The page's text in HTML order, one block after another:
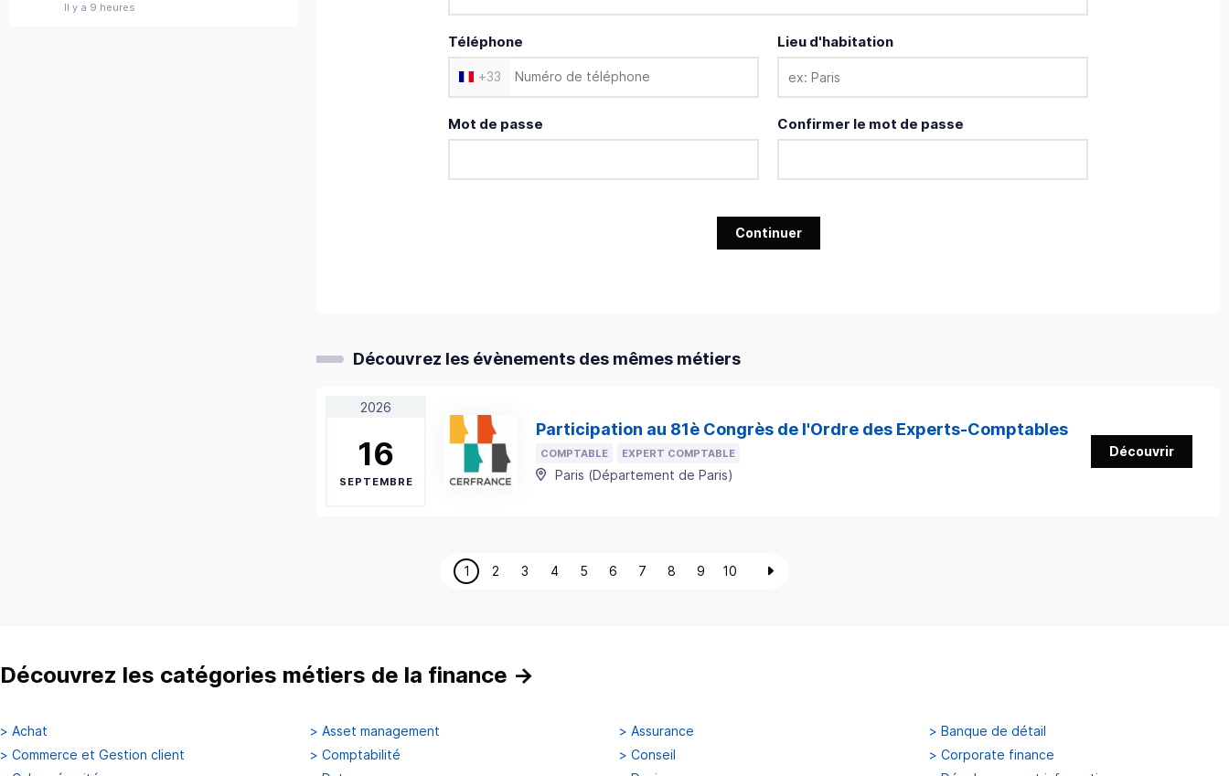
Il y a 9 heures
Téléphone
+33
Lieu d'habitation
Mot de passe Confirmer le mot de passe
Continuer
Découvrez les évènements des mêmes métiers
2026
16
SEPTEMBRE
Participation au 81è Congrès de l'Ordre des Experts-Comptables
COMPTABLE EXPERT COMPTABLE
Paris (Département de Paris)
Découvrir
1 2 3 4 5 6 7 8 9 10
Découvrez les catégories métiers de la finance →
> Achat > Asset management > Assurance > Banque de détail
> Commerce et Gestion client > Comptabilité > Conseil > Corporate finance